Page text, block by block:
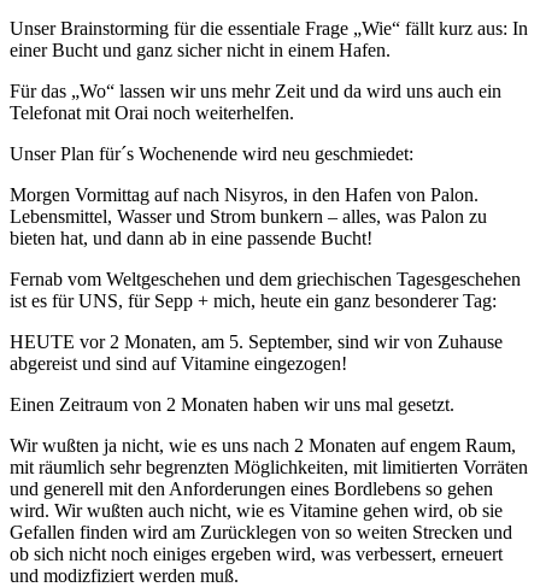
Unser Brainstorming für die essentiale Frage „Wie“ fällt kurz aus: In
einer Bucht und ganz sicher nicht in einem Hafen.
Für das „Wo“ lassen wir uns mehr Zeit und da wird uns auch ein
Telefonat mit Orai noch weiterhelfen.
Unser Plan für´s Wochenende wird neu geschmiedet:
Morgen Vormittag auf nach Nisyros, in den Hafen von Palon.
Lebensmittel, Wasser und Strom bunkern – alles, was Palon zu
bieten hat, und dann ab in eine passende Bucht!
Fernab vom Weltgeschehen und dem griechischen Tagesgeschehen
ist es für UNS, für Sepp + mich, heute ein ganz besonderer Tag:
HEUTE vor 2 Monaten, am 5. September, sind wir von Zuhause
abgereist und sind auf Vitamine eingezogen!
Einen Zeitraum von 2 Monaten haben wir uns mal gesetzt.
Wir wußten ja nicht, wie es uns nach 2 Monaten auf engem Raum,
mit räumlich sehr begrenzten Möglichkeiten, mit limitierten Vorräten
und generell mit den Anforderungen eines Bordlebens so gehen
wird. Wir wußten auch nicht, wie es Vitamine gehen wird, ob sie
Gefallen finden wird am Zurücklegen von so weiten Strecken und
ob sich nicht noch einiges ergeben wird, was verbessert, erneuert
und modizfiziert werden muß.